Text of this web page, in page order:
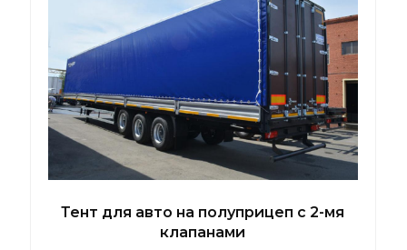
Тент для авто на полуприцеп с 2-мя
клапанами